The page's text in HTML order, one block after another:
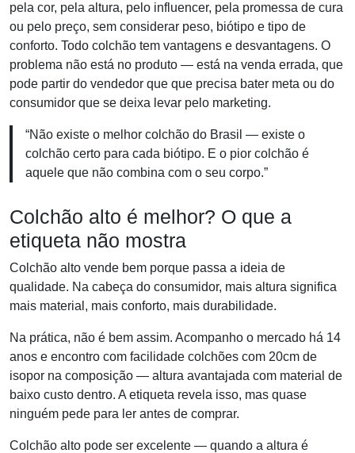
pela cor, pela altura, pelo influencer, pela promessa de cura
ou pelo preço, sem considerar peso, biótipo e tipo de
conforto. Todo colchão tem vantagens e desvantagens. O
problema não está no produto — está na venda errada, que
pode partir do vendedor que que precisa bater meta ou do
consumidor que se deixa levar pelo marketing.
“Não existe o melhor colchão do Brasil — existe o
colchão certo para cada biótipo. E o pior colchão é
aquele que não combina com o seu corpo.”
Colchão alto é melhor? O que a
etiqueta não mostra
Colchão alto vende bem porque passa a ideia de
qualidade. Na cabeça do consumidor, mais altura significa
mais material, mais conforto, mais durabilidade.
Na prática, não é bem assim. Acompanho o mercado há 14
anos e encontro com facilidade colchões com 20cm de
isopor na composição — altura avantajada com material de
baixo custo dentro. A etiqueta revela isso, mas quase
ninguém pede para ler antes de comprar.
Colchão alto pode ser excelente — quando a altura é